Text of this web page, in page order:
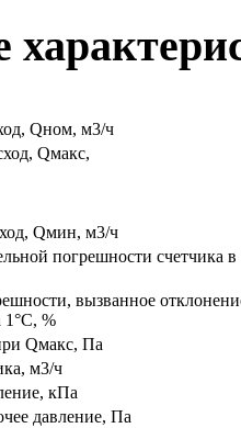
Qном, м3/ч
Qмакс,
Qмин, м3/ч
погрешности счетчика
вызванное
1°С, %
Qмакс, Па
м3/ч
кПа
давление, Па